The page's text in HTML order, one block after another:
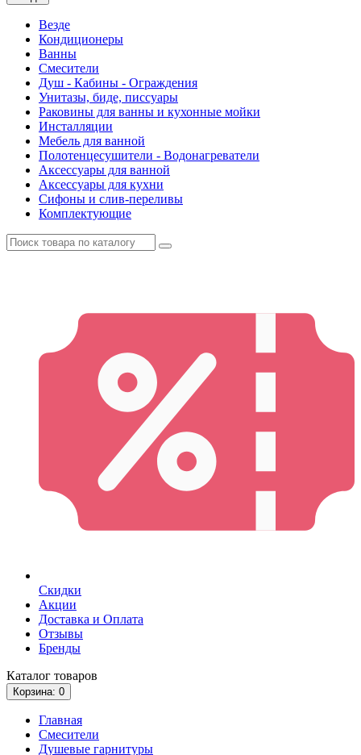
Везде
Кондиционеры
Ванны
Смесители
Душ - Кабины - Ограждения
Унитазы, биде, писсуары
Раковины для ванны и кухонные мойки
Инсталляции
Мебель для ванной
Полотенцесушители - Водонагреватели
Аксессуары для ванной
Аксессуары для кухни
Сифоны и слив-переливы
Комплектующие
Скидки
Акции
Доставка и Оплата
Отзывы
Бренды
Каталог товаров
Корзина: 0
Главная
Смесители
Душевые гарнитуры